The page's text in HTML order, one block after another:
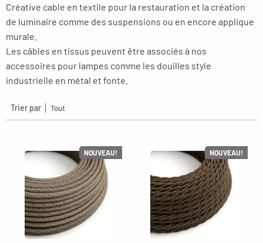
Créative cable en textile pour la restauration et la création
de luminaire comme des suspensions ou en encore applique
murale.
Les câbles en tissus peuvent être associés à nos
accessoires pour lampes comme les douilles style
industrielle en métal et fonte.
Trier par
NOUVEAU! NOUVEAU!
menu
menu
menu
menu
menu